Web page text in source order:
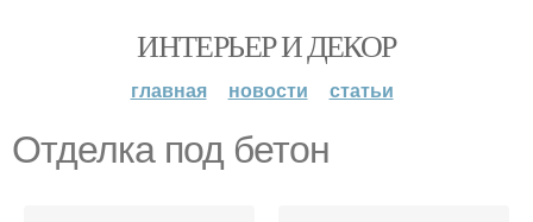
ИНТЕРЬЕР И ДЕКОР
главная новости статьи
Отделка под бетон